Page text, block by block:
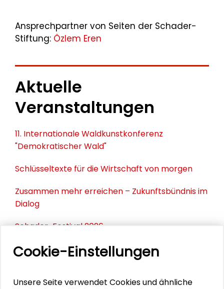
Ansprechpartner von Seiten der Schader-
Stiftung: Özlem Eren
Aktuelle
Veranstaltungen
11. Internationale Waldkunstkonferenz
"Demokratischer Wald"
Schlüsseltexte für die Wirtschaft von morgen
Zusammen mehr erreichen – Zukunftsbündnis im
Dialog
Schader-Festival 2026
25. Runder Tisch Wissenschaftsstadt Darmstadt
Cookie-Einstellungen
Unsere Seite verwendet Cookies und ähnliche